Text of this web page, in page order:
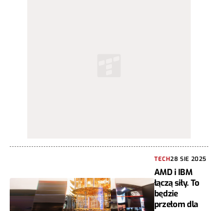
TECH28 SIE 2025
AMD i IBM
łączą siły. To
będzie
przełom dla